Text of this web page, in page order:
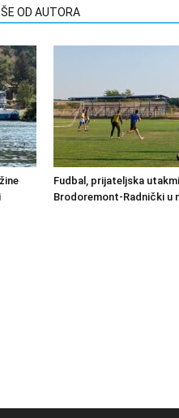
OD AUTORA
Fudbal, prijateljska
Brodoremont-Radnički u